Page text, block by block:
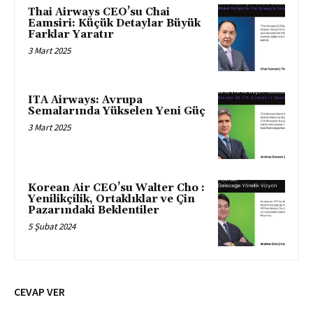
Thai Airways CEO’su Chai
Eamsiri: Küçük Detaylar Büyük
Farklar Yaratır
3 Mart 2025
ITA Airways: Avrupa
Semalarında Yükselen Yeni Güç
3 Mart 2025
Korean Air CEO’su Walter Cho :
Yenilikçilik, Ortaklıklar ve Çin
Pazarındaki Beklentiler
5 Şubat 2024
CEVAP VER